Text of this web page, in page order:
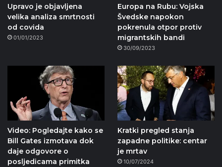
Upravo je objavljena
velika analiza smrtnosti
od covida
01/01/2023
Europa na Rubu: Vojska
Švedske napokon
pokrenula otpor protiv
migrantskih bandi
30/09/2023
Video: Pogledajte kako se
Bill Gates izmotava dok
daje odgovore o
posljedicama primitka
Kratki pregled stanja
zapadne politike: centar
je mrtav
10/07/2024